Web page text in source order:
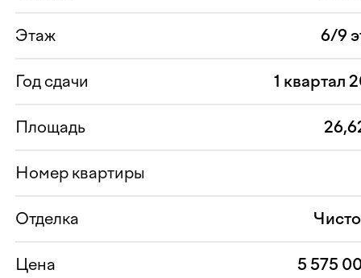
Этаж 6/9
Год сдачи 1 квартал
Площадь
Номер квартиры
Отделка
Цена 5 575